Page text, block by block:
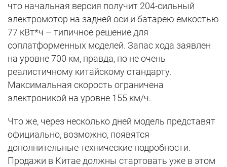
что начальная версия получит 204-сильный
электромотор на задней оси и батарею емкостью
77 кВт*ч – типичное решение для
соплатформенных моделей. Запас хода заявлен
на уровне 700 км, правда, по не очень
реалистичному китайскому стандарту.
Максимальная скорость ограничена
электроникой на уровне 155 км/ч.
Что же, через несколько дней модель представят
официально, возможно, появятся
дополнительные технические подробности.
Продажи в Китае должны стартовать уже в этом